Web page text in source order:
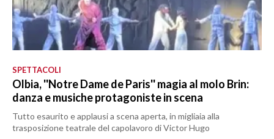
SPETTACOLI
Olbia, ''Notre Dame de Paris'' magia al molo Brin:
danza e musiche protagoniste in scena
Tutto esaurito e applausi a scena aperta, in migliaia alla
trasposizione teatrale del capolavoro di Victor Hugo